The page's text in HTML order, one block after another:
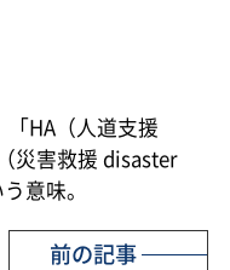
HA（人道支援
災害救援 disaster
意味。
前の記事